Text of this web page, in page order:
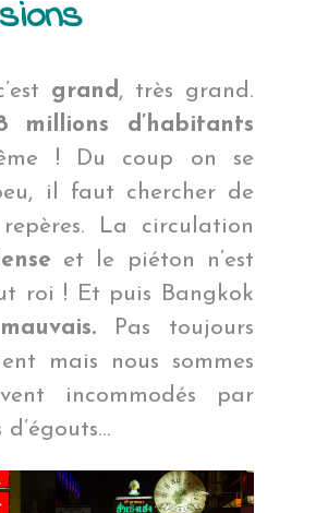
grand , très grand.
millions d’habitants
! Du coup on se
il faut chercher de
repères. La circulation
et le piéton n’est
roi ! Et puis Bangkok
Pas toujours
mais nous sommes
incommodés par
d’égouts…